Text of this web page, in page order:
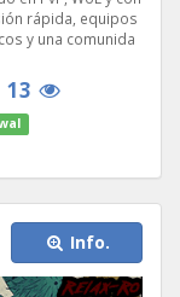
rápida, equipos
y una comunida
13
Info.